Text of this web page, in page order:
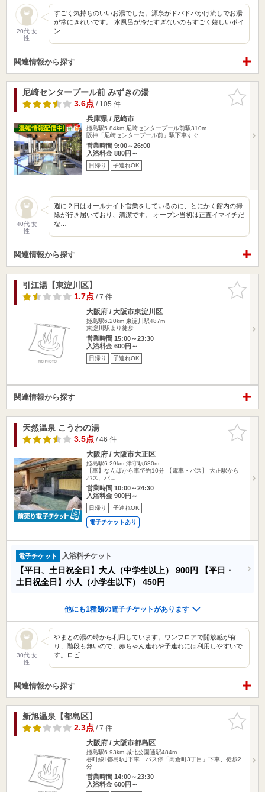
20代 女
性
すごく気持ちのいいお湯でした。源泉がドバドバかけ流しでお湯
が常にきれいです。 水風呂が冷たすぎないのもすごく嬉しいポイ
ン…
関連情報から探す
お気に入
りに追加
尼崎センタープール前 みずきの湯
3.6点/ 105 件
兵庫県 / 尼崎市
姫島駅5.84km 尼崎センタープール前駅310m
阪神「尼崎センタープール前」駅下車すぐ
営業時間 9:00～26:00
入浴料金 880円～
日帰り 子連れOK
40代 女
性
週に２日はオールナイト営業をしているのに、とにかく館内の掃
除が行き届いており、清潔です。 オープン当初は正直イマイチだ
な…
関連情報から探す
お気に入
りに追加
引江湯【東淀川区】
1.7点/ 7 件
大阪府 / 大阪市東淀川区
姫島駅6.20km 東淀川駅487m
東淀川駅より徒歩
営業時間 15:00～23:30
入浴料金 600円～
日帰り 子連れOK
関連情報から探す
お気に入
りに追加
天然温泉 こうわの湯
3.5点/ 46 件
大阪府 / 大阪市大正区
姫島駅6.29km 津守駅680m
【車】なんばから車で約10分 【電車・バス】 大正駅から
バス、バ…
営業時間 10:00～24:30
入浴料金 900円～
日帰り 子連れOK
電子チケットあり
電子チケット 入浴料チケット
【平日、土日祝全日】大人（中学生以上） 900円
【平日・
土日祝全日】小人（小学生以下） 450円
他にも1種類の電子チケットがあります
30代 女
性
やまとの湯の時から利用しています。ワンフロアで開放感が有
り、階段も無いので、赤ちゃん連れや子連れには利用しやすいで
す。ロビ…
関連情報から探す
お気に入
りに追加
新旭温泉【都島区】
2.3点/ 7 件
大阪府 / 大阪市都島区
姫島駅6.93km 城北公園通駅484m
谷町線｢都島駅｣下車 バス停「高倉町3丁目」下車、徒歩2
分
営業時間 14:00～23:30
入浴料金 600円～